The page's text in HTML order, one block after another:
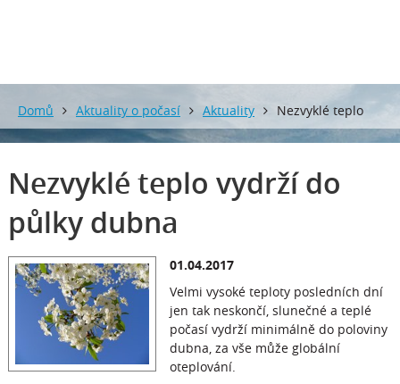
Domů Aktuality o počasí Aktuality Nezvyklé teplo
vydrží do půlky dubna
Nezvyklé teplo vydrží do
půlky dubna
01.04.2017
Velmi vysoké teploty posledních dní
jen tak neskončí, slunečné a teplé
počasí vydrží minimálně do poloviny
dubna, za vše může globální
oteplování.